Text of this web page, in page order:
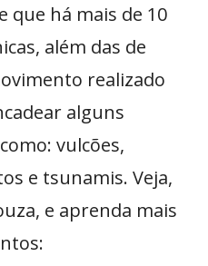
que há mais de 10
além das de
realizado
alguns
vulcões,
e tsunamis. Veja,
e aprenda mais